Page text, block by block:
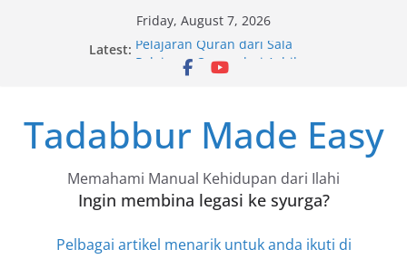
Friday, August 7, 2026
Latest: Pelajaran Quran dari Sala
Pelajaran Quran dari Achik
Pelajaran Quran dari Niza
Tadabbur Made Easy
Memahami Manual Kehidupan dari Ilahi
Ingin membina legasi ke syurga?
Pelbagai artikel menarik untuk anda ikuti di